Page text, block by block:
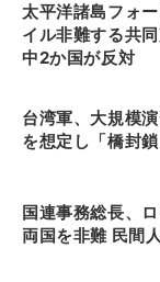
太平洋諸島フォ
イル非難する共
中2か国が反対
台湾軍、大規模
を想定し「橋封鎖
国連事務総長、
両国を非難 民間